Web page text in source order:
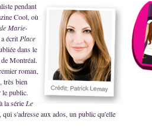
pendant
Cool, où
Marie-
écrit Place
dans le
Montréal.
roman,
, très bien
le public.
la série Le
, qui s'adresse aux ados, un public qu'elle